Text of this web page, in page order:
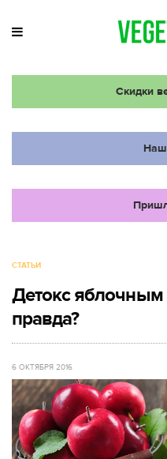
Скидки
СТАТЬИ
Детокс
правда?
6 ОКТЯБРЯ 2016